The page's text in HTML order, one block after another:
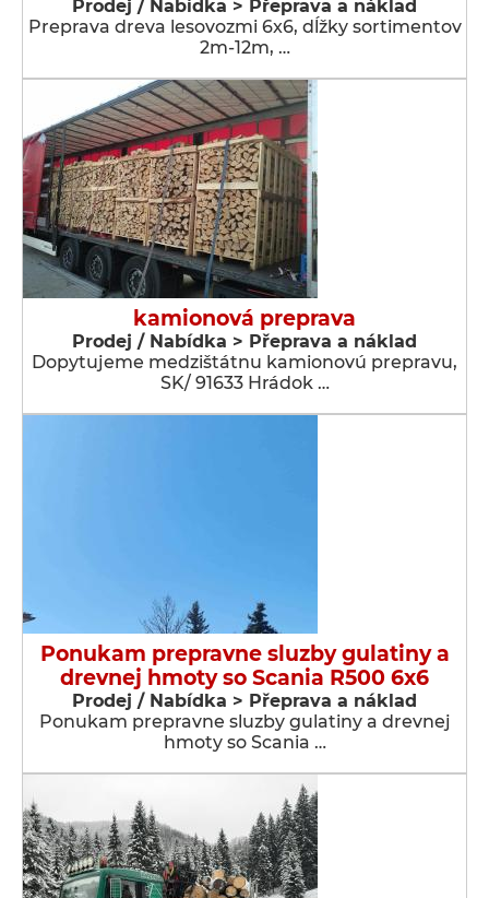
Prodej / Nabídka > Přeprava a náklad
Preprava dreva lesovozmi 6x6, dĺžky sortimentov
2m-12m, …
kamionová preprava
Prodej / Nabídka > Přeprava a náklad
Dopytujeme medzištátnu kamionovú prepravu,
SK/ 91633 Hrádok …
Ponukam prepravne sluzby gulatiny a
drevnej hmoty so Scania R500 6x6
Prodej / Nabídka > Přeprava a náklad
Ponukam prepravne sluzby gulatiny a drevnej
hmoty so Scania …